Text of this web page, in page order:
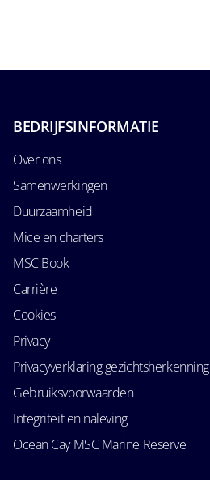
BEDRIJFSINFORMATIE
Over ons
Samenwerkingen
Duurzaamheid
Mice en charters
MSC Book
Carrière
Cookies
Privacy
Privacyverklaring gezichtsherkenning
Gebruiksvoorwaarden
Integriteit en naleving
Ocean Cay MSC Marine Reserve